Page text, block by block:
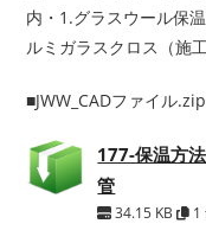
内・1.グラスウール保
ルミガラスクロス（施
■JWW_CADファイル
177-保温方
管
34.15 KB 1